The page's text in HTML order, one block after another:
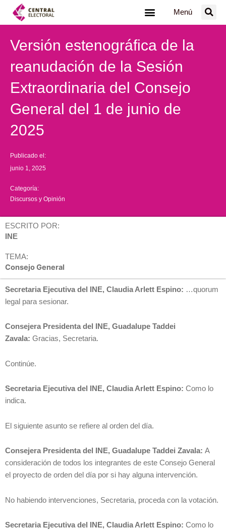
Menú
Versión estenográfica de la
reanudación de la Sesión
Extraordinaria del Consejo
General del 1 de junio de
2025
Publicado el:
junio 1, 2025
Categoría:
Discursos y Opinión
ESCRITO POR:
INE
TEMA:
Consejo General
Secretaria Ejecutiva del INE, Claudia Arlett Espino: …quorum
legal para sesionar.
Consejera Presidenta del INE, Guadalupe Taddei
Zavala: Gracias, Secretaria.
Continúe.
Secretaria Ejecutiva del INE, Claudia Arlett Espino: Como lo
indica.
El siguiente asunto se refiere al orden del día.
Consejera Presidenta del INE, Guadalupe Taddei Zavala: A
consideración de todos los integrantes de este Consejo General
el proyecto de orden del día por si hay alguna intervención.
No habiendo intervenciones, Secretaria, proceda con la votación.
Secretaria Ejecutiva del INE, Claudia Arlett Espino: Como lo